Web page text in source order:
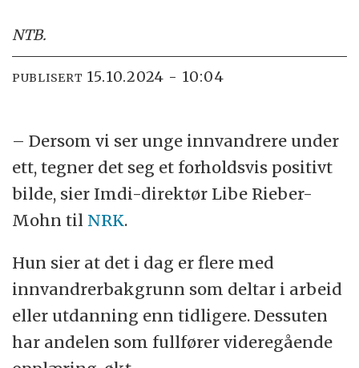
NTB.
PUBLISERT 15.10.2024 - 10:04
– Dersom vi ser unge innvandrere under
ett, tegner det seg et forholdsvis positivt
bilde, sier Imdi-direktør Libe Rieber-
Mohn til NRK.
Hun sier at det i dag er flere med
innvandrerbakgrunn som deltar i arbeid
eller utdanning enn tidligere. Dessuten
har andelen som fullfører videregående